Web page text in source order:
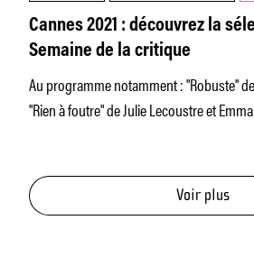
Cannes 2021 : découvrez la
Semaine de la critique
Au programme notamment : "Robuste"
"Rien à foutre" de Julie Lecoustre et
Voir plus